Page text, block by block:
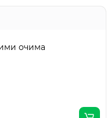
очима